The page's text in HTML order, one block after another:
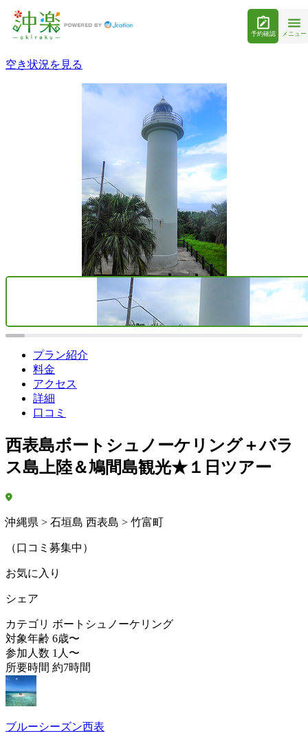
予約確認 メニュー
空き状況を見る
プラン紹介
料金
アクセス
詳細
口コミ
西表島ボートシュノーケリング＋バラ
ス島上陸＆鳩間島観光★１日ツアー
沖縄県 > 石垣島 西表島 > 竹富町
（口コミ募集中）
お気に入り
シェア
カテゴリ ボートシュノーケリング
対象年齢 6歳〜
参加人数 1人〜
所要時間 約7時間
ブルーシーズン西表